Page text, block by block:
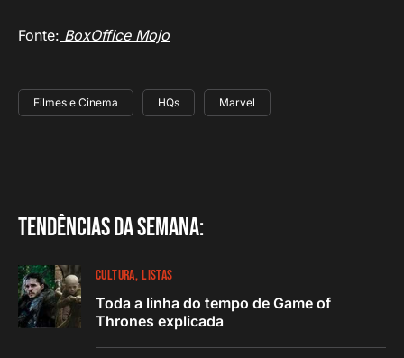
Fonte: BoxOffice Mojo
Filmes e Cinema HQs Marvel
Tendências da semana:
CULTURA LISTAS
Toda a linha do tempo de Game of
Thrones explicada